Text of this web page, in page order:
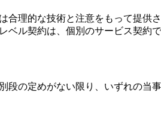
合理的な技術と注意をもって提供
ベル契約は、個別のサービス契約で
段の定めがない限り、いずれの当